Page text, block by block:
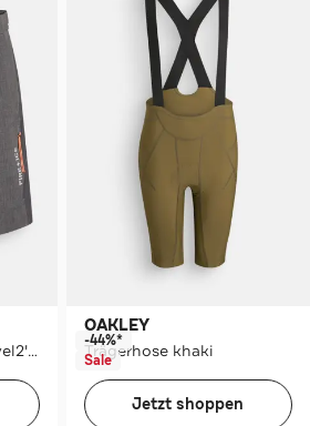
Funktions-Shorts 'Pavel2' grau
OAKLEY
Trägerhose khaki
-44%*
Sale
Jetzt shoppen